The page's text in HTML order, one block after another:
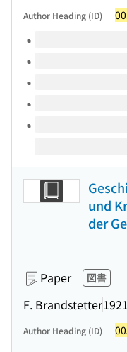
Author Heading (ID)
Volumes of this title
und
der
Paper 図書
F. Brandstetter
Author Heading (ID)